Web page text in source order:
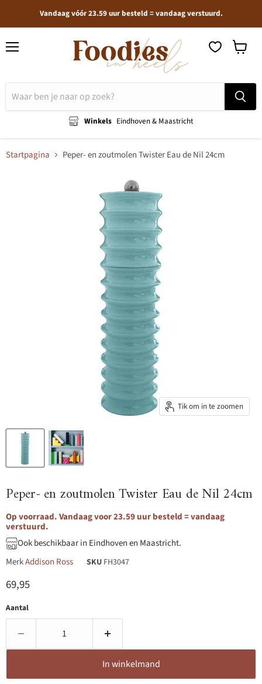
Vandaag vóór 23.59 uur besteld = vandaag verstuurd.
Winkels Eindhoven & Maastricht
Startpagina Peper- en zoutmolen Twister Eau de Nil 24cm
Tik om in te zoomen
Peper- en zoutmolen Twister Eau de Nil 24cm
Op voorraad. Vandaag voor 23.59 uur besteld = vandaag
verstuurd.
Ook beschikbaar in Eindhoven en Maastricht.
MerkAddison Ross SKU FH3047
Huidige prijs
69,95
Aantal
In winkelmand